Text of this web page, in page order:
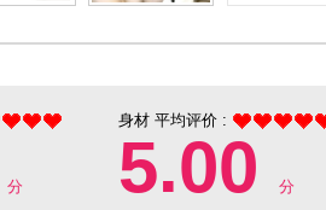
分
身材 平均评价 :
5.00 分